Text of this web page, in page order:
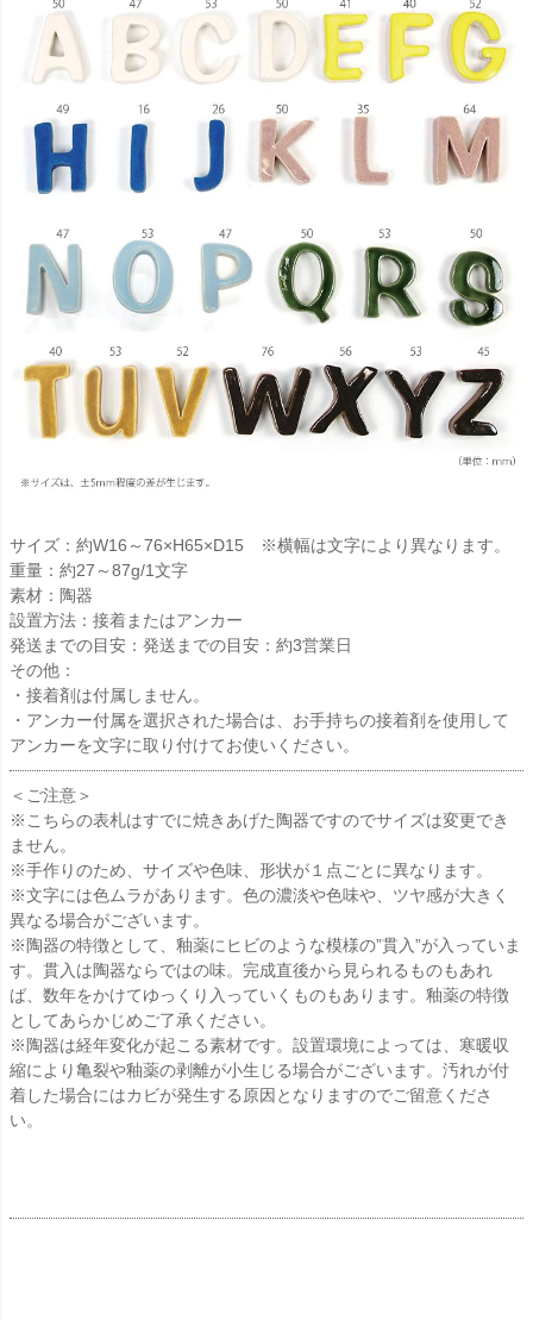
サイズ：約W16～76×H65×D15 ※横幅は文字により異なります。
重量：約27～87g/1文字
素材：陶器
設置方法：接着またはアンカー
発送までの目安：発送までの目安：約3営業日
その他：
・接着剤は付属しません。
・アンカー付属を選択された場合は、お手持ちの接着剤を使用して
アンカーを文字に取り付けてお使いください。
＜ご注意＞
※こちらの表札はすでに焼きあげた陶器ですのでサイズは変更でき
ません。
※手作りのため、サイズや色味、形状が１点ごとに異なります。
※文字には色ムラがあります。色の濃淡や色味や、ツヤ感が大きく
異なる場合がございます。
※陶器の特徴として、釉薬にヒビのような模様の”貫入”が入っていま
す。貫入は陶器ならではの味。完成直後から見られるものもあれ
ば、数年をかけてゆっくり入っていくものもあります。釉薬の特徴
としてあらかじめご了承ください。
※陶器は経年変化が起こる素材です。設置環境によっては、寒暖収
縮により亀裂や釉薬の剥離が小生じる場合がございます。汚れが付
着した場合にはカビが発生する原因となりますのでご留意くださ
い。